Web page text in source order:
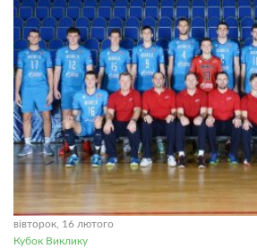
вівторок, 16 лютого
Кубок Виклику